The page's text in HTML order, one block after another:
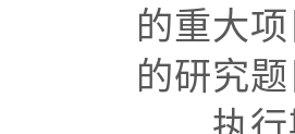
的重大
的研究题